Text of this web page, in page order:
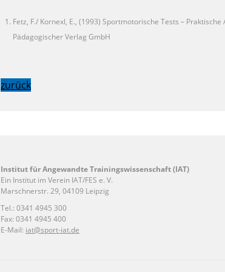
Fetz, F./ Kornexl, E., (1993) Sportmotorische Tests –
Pädagogischer Verlag GmbH
zurück
Institut für Angewandte Trainingswissenschaft (IAT)
Ein Institut im Verein IAT/FES e. V.
Marschnerstr. 29, 04109 Leipzig
Tel.: 0341 4945 300
Fax: 0341 4945 400
E-Mail: iat@sport-iat.de